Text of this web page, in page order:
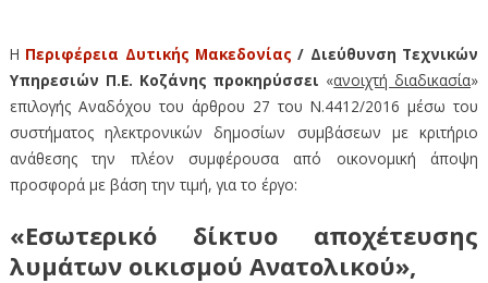
Η Περιφέρεια Δυτικής Μακεδονίας / Διεύθυνση Τεχνικών
Υπηρεσιών Π.Ε. Κοζάνης προκηρύσσει «ανοιχτή διαδικασία»
επιλογής Αναδόχου του άρθρου 27 του Ν.4412/2016 μέσω του
συστήματος ηλεκτρονικών δημοσίων συμβάσεων με κριτήριο
ανάθεσης την πλέον συμφέρουσα από οικονομική άποψη
προσφορά με βάση την τιμή, για το έργο:
«Εσωτερικό δίκτυο αποχέτευσης
λυμάτων οικισμού Ανατολικού»,